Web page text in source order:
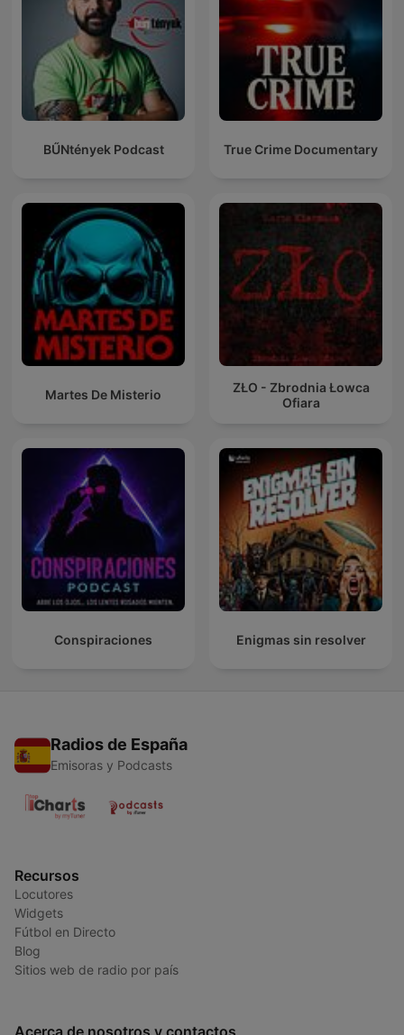
BŰNtények Podcast True Crime Documentary
Martes De Misterio
ZŁO - Zbrodnia Łowca
Ofiara
Conspiraciones Enigmas sin resolver
Radios de España
Emisoras y Podcasts
Recursos
Locutores
Widgets
Fútbol en Directo
Blog
Sitios web de radio por país